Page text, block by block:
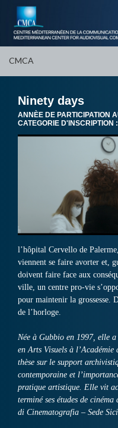
CMCA
Ninety days
ANNÈE DE PARTICIPATION
CATEGORIE D'INSCRIPTION :
l’hôpital Cervello de
viennent se faire avorter et,
doivent faire face aux
ville, un centre pro-vie
pour maintenir la grossesse.
de l’horloge.
Née à Gubbio en 1997, elle
en Arts Visuels à l’Académie
thèse sur le support
contemporaine et
pratique artistique. Elle vit
terminé ses études de
di Cinematografia – Sede